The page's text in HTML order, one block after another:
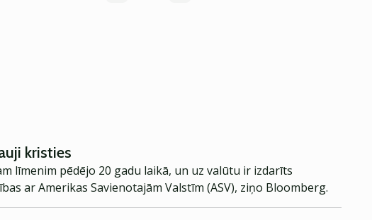
kristies
līmenim pēdējo 20 gadu laikā, un uz valūtu ir izdarīts
ar Amerikas Savienotajām Valstīm (ASV), ziņo Bloomberg.